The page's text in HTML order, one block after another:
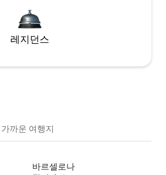
레지던스
가까운 여행지
바르셀로나